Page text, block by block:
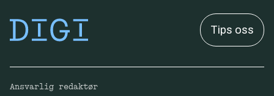
Tips oss
Ansvarlig redaktør